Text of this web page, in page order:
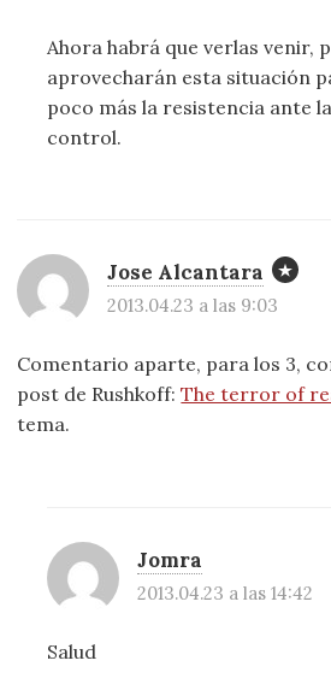
Ahora habrá que verlas venir,
aprovecharán esta situación
poco más la resistencia ante
control.
Jose Alcantara
2013.04.23 a las 9:03
Comentario aparte, para los 3,
post de Rushkoff:The terror of
tema.
Jomra
2013.04.23 a las 14:42
Salud